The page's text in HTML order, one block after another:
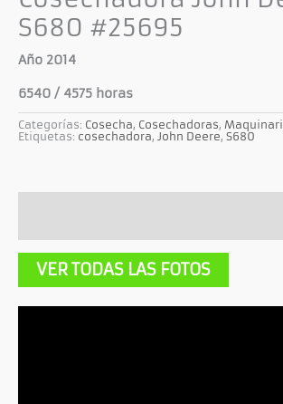
S680 #25695
Año 2014
6540 / 4575 horas
Categorías: Cosecha, Cosechadoras,
Etiquetas: cosechadora, John Deere, S680
VER TODAS LAS FOTOS